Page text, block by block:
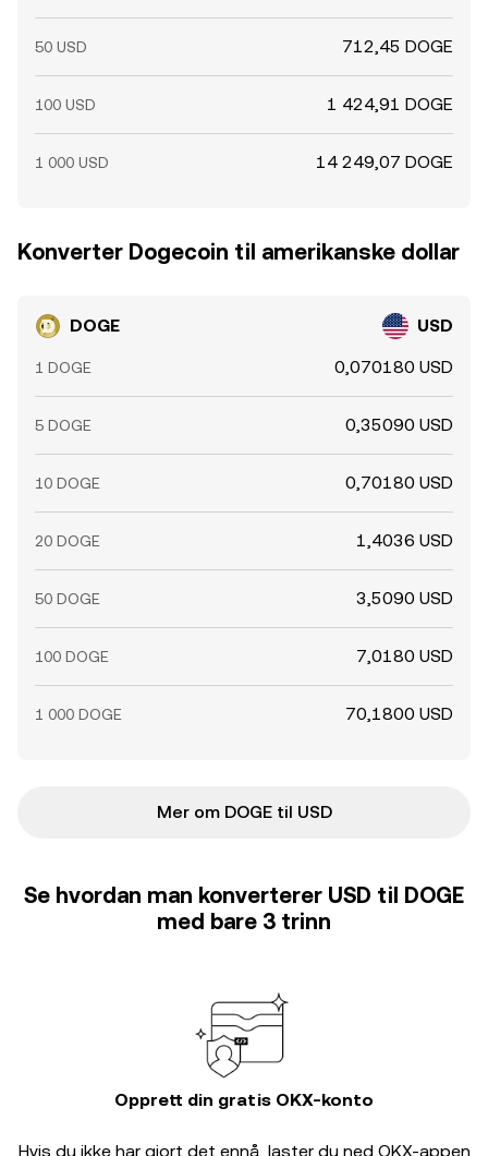
50 USD 712,45 DOGE
100 USD 1 424,91 DOGE
1 000 USD 14 249,07 DOGE
Konverter Dogecoin til amerikanske dollar
DOGE USD
1 DOGE 0,070180 USD
5 DOGE 0,35090 USD
10 DOGE 0,70180 USD
20 DOGE 1,4036 USD
50 DOGE 3,5090 USD
100 DOGE 7,0180 USD
1 000 DOGE 70,1800 USD
Mer om DOGE til USD
Se hvordan man konverterer USD til DOGE
med bare 3 trinn
Opprett din gratis OKX-konto
Hvis du ikke har gjort det ennå, laster du ned OKX-appen